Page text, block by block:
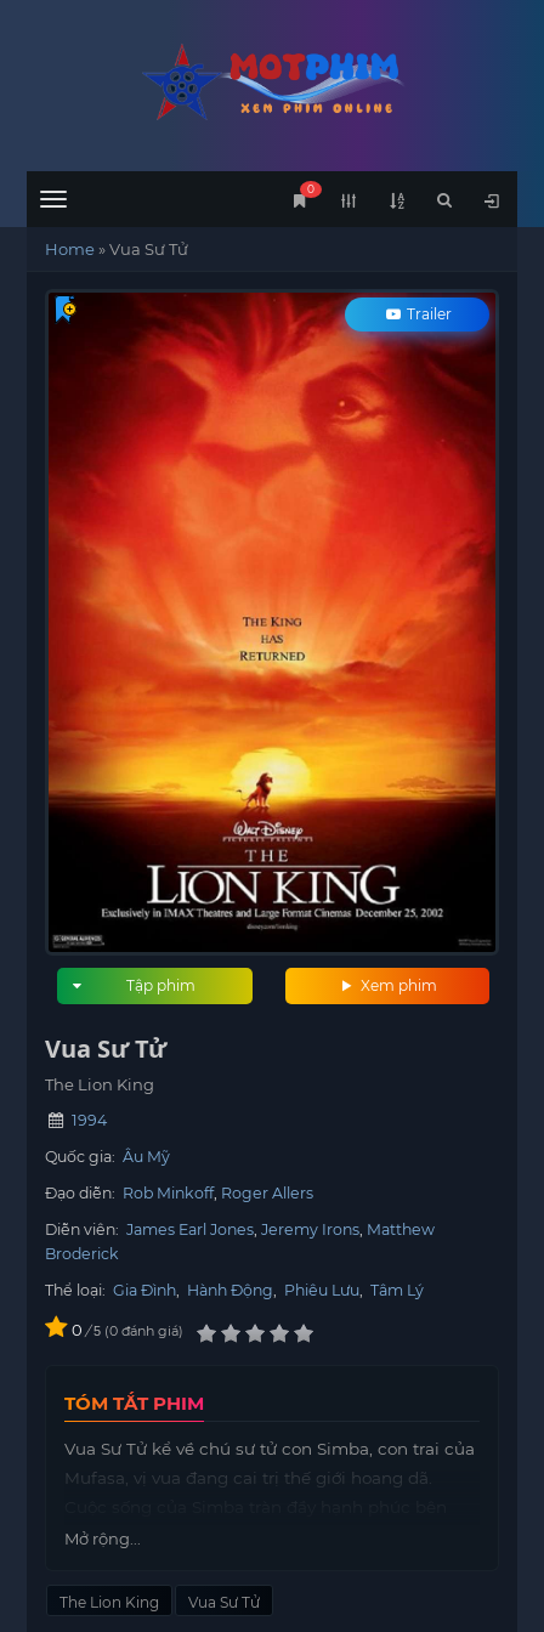
Menu
0
Home»Vua Sư Tử
Trailer
Xem phim
Tập phim
Vua Sư Tử
The Lion King
1994
Quốc gia: Âu Mỹ
Đạo diễn: Rob Minkoff Roger Allers
Diễn viên: James Earl Jones Jeremy Irons Matthew
Broderick
Thể loại: Gia Đình, Hành Động, Phiêu Lưu, Tâm Lý
0 / 5 0 đánh giá
TÓM TẮT PHIM
Vua Sư Tử kể về chú sư tử con Simba, con trai của
Mufasa, vị vua đang cai trị thế giới hoang dã.
cha mẹ và cô bạn Nala, nhưng mọi chuyện thay
cướp ngôi của Mufasa.
Mở rộng...
The Lion King Vua Sư Tử